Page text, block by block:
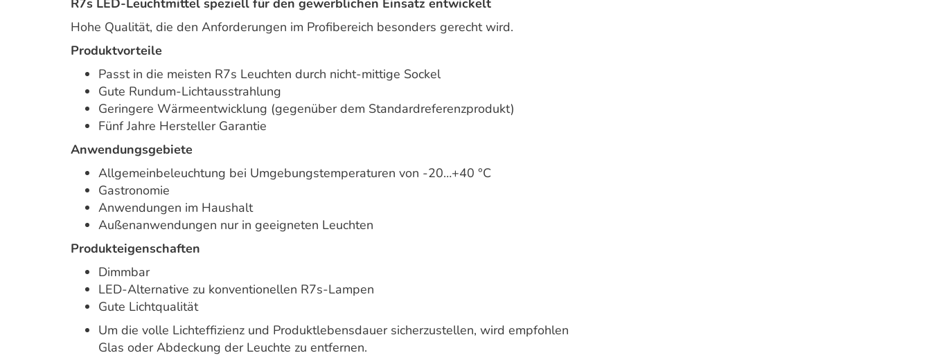
R7s LED-Leuchtmittel speziell für den gewerblichen Einsatz entwickelt
Hohe Qualität, die den Anforderungen im Profibereich besonders gerecht wird.
Produktvorteile
Passt in die meisten R7s Leuchten durch nicht-mittige Sockel
Gute Rundum-Lichtausstrahlung
Geringere Wärmeentwicklung (gegenüber dem Standardreferenzprodukt)
Fünf Jahre Hersteller Garantie
Anwendungsgebiete
Allgemeinbeleuchtung bei Umgebungstemperaturen von -20…+40 °C
Gastronomie
Anwendungen im Haushalt
Außenanwendungen nur in geeigneten Leuchten
Produkteigenschaften
Dimmbar
LED-Alternative zu konventionellen R7s-Lampen
Gute Lichtqualität
Um die volle Lichteffizienz und Produktlebensdauer sicherzustellen, wird empfohlen
Glas oder Abdeckung der Leuchte zu entfernen.